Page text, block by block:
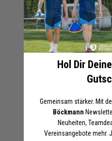
19,98 €
Online-Preise können von
Artikel
In den
Hol Dir
Gemeinsam stärker. Mit
Böckmann
Neuheiten,
Vereinsangebote mehr.